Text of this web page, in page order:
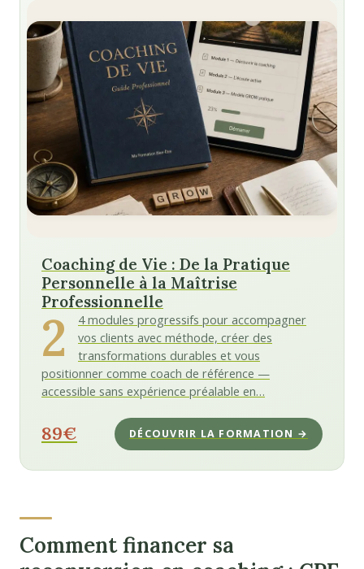
Coaching de Vie : De la Pratique
Personnelle à la Maîtrise
Professionnelle
2
4 modules progressifs pour accompagner
vos clients avec méthode, créer des
transformations durables et vous
positionner comme coach de référence —
accessible sans expérience préalable en…
89€ DÉCOUVRIR LA FORMATION →
Comment financer sa